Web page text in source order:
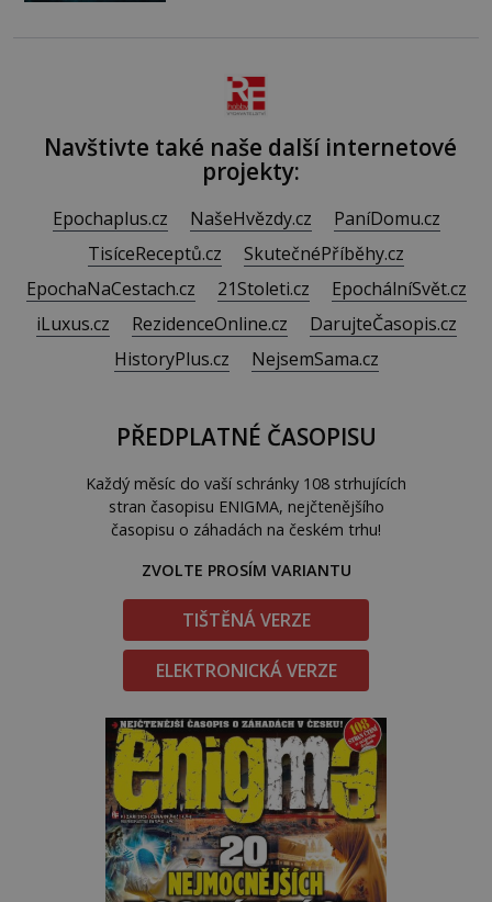
Navštivte také naše další internetové
projekty:
Epochaplus.cz NašeHvězdy.cz
PaníDomu.cz
TisíceReceptů.cz
SkutečnéPříběhy.cz
EpochaNaCestach.cz
21Stoleti.cz
EpochálníSvět.cz
iLuxus.cz
RezidenceOnline.cz
DarujteČasopis.cz
HistoryPlus.cz
NejsemSama.cz
PŘEDPLATNÉ ČASOPISU
Každý měsíc do vaší schránky 108 strhujících
stran časopisu ENIGMA, nejčtenějšího
časopisu o záhadách na českém trhu!
ZVOLTE PROSÍM VARIANTU
TIŠTĚNÁ VERZE
ELEKTRONICKÁ VERZE